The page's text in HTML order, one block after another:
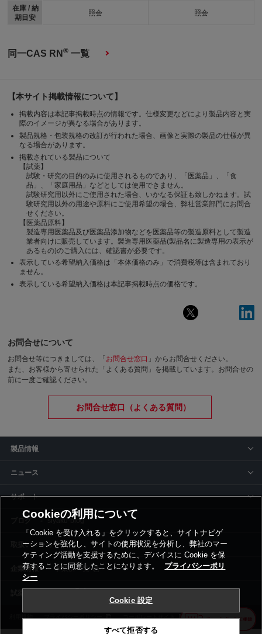
在庫 / 納
期目安
照会 照会
同一CAS RN® 一覧
【本サイト掲載情報について】
掲載内容は本記事掲載時点の情報です。仕様変更などにより製品内容と実
際のイメージが異なる場合があります。
製品規格・包装規格の改訂が行われた場合、画像と実際の製品の仕様が異
なる場合があります。
掲載されている製品について
【試薬】
試験・研究の目的のみに使用されるものであり、「医薬品」、「食
品」、「家庭用品」などとしては使用できません。
試験研究用以外にご使用された場合、いかなる保証も致しかねます。試
験研究用以外の用途や原料にご使用希望の場合、弊社営業部門にお問合
せください。
【医薬品原料】
製造専用医薬品及び医薬品添加物などを医薬品等の製造原料として製造
業者向けに販売しています。製造専用医薬品(製品名に製造専用の表示が
あるもの)のご購入には、確認書が必要です。
表示している希望納入価格は「本体価格のみ」で消費税等は含まれており
ません。
表示している希望納入価格は本記事掲載時点の価格です。
お問合せについて
お問合せ等につきましては、「 お問合せ窓口 」からお問合せください。
また、お客様から寄せられた「よくある質問」を掲載しています。お問合せの
前に一度ご確認ください。
お問合せ窓口（よくある質問）
製品情報
ニュース
サポート
siyaku-blog
取扱いメーカー
事業所一覧
利用規約 プライバシーポリシー コーポレートサイト Cookie設定
Cookieの利用について
「Cookie を受け入れる」をクリックすると、サイトナビゲ
ーションを強化し、サイトの使用状況を分析し、弊社のマー
ケティング活動を支援するために、デバイスに Cookie を保
存することに同意したことになります。
プライバシーポリ
シー
Cookie 設定
すべて拒否する